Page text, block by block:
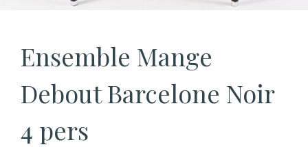
Ensemble Mange
Debout Barcelone Noir
4 pers